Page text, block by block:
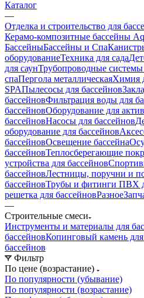
Каталог
—
Отделка и строительство для
Керамо-композитные бассейны
БассейныБассейны и Спа
оборудованиеТехника для сада
для саунТрубопроводные
спаПергола металлическаяХимия
SPAПылесосы для бассейнов
бассейновФильтрация воды для
бассейновОборудование для
бассейновНасосы для бассейнов
оборудование для бассейнов
бассейновОсвещение бассейна
бассейновТеплосберегающие
устройства для бассейнов
бассейновЛестницы, поручни и
бассейновТрубы и фитинги ПВХ
решетка для бассейновРазное
—
Строительные смеси
Инструменты и материалы для
бассейновКопинговый камень для
бассейнов
Фильтр
По цене (возрастание)
По популярности (убывание)
По популярности (возрастание)